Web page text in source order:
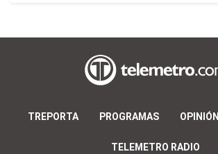
TREPORTA PROGRAMAS OPINIÓN
TELEMETRO RADIO